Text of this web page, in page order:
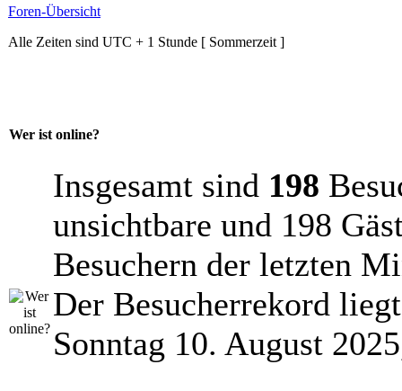
Foren-Übersicht
Alle Zeiten sind UTC + 1 Stunde [ Sommerzeit ]
Wer ist online?
Insgesamt sind 198
unsichtbare und 198
Besuchern der letzten
Der Besucherrekord
Sonntag 10. August